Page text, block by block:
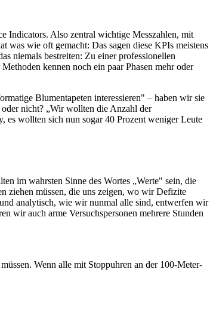
Indicators. Also zentral wichtige Messzahlen, mit
was wie oft gemacht: Das sagen diese KPIs meistens
niemals bestreiten: Zu einer professionellen
kennen noch ein paar Phasen mehr oder
Blumentapeten interessieren" – haben wir sie
nicht? „Wir wollten die Anzahl der
es wollten sich nun sogar 40 Prozent weniger Leute
im wahrsten Sinne des Wortes „Werte" sein, die
ziehen müssen, die uns zeigen, wo wir Defizite
analytisch, wie wir nunmal alle sind, entwerfen wir
wir auch arme Versuchspersonen mehrere Stunden
Wenn alle mit Stoppuhren an der 100-Meter-